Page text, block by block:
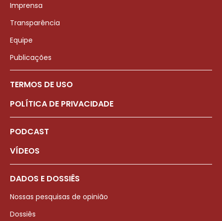
Imprensa
Transparência
Equipe
Publicações
TERMOS DE USO
POLÍTICA DE PRIVACIDADE
PODCAST
VÍDEOS
DADOS E DOSSIÊS
Nossas pesquisas de opinião
Dossiês